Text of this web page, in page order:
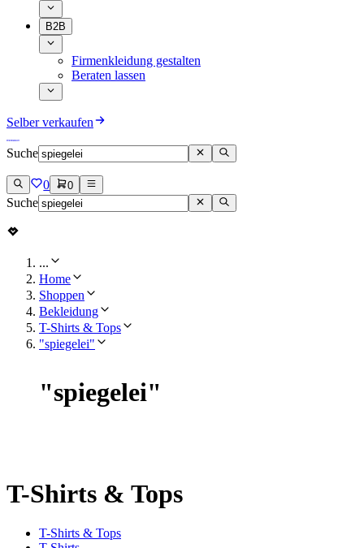
B2B
Firmenkleidung gestalten
Beraten lassen
Selber verkaufen
Suche
0 0
Suche
...
Home
Shoppen
Bekleidung
T-Shirts & Tops
"spiegelei"
"spiegelei"
T-Shirts & Tops
T-Shirts & Tops